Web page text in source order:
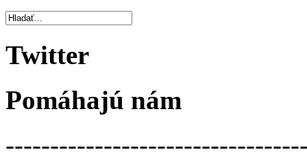
Twitter
Pomáhajú nám